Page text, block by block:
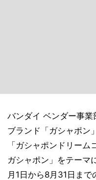
バンダイ ベンダー事業
ブランド「ガシャポン
「ガシャポンドリー
ガシャポン」をテーマ
月1日から8月31日ま